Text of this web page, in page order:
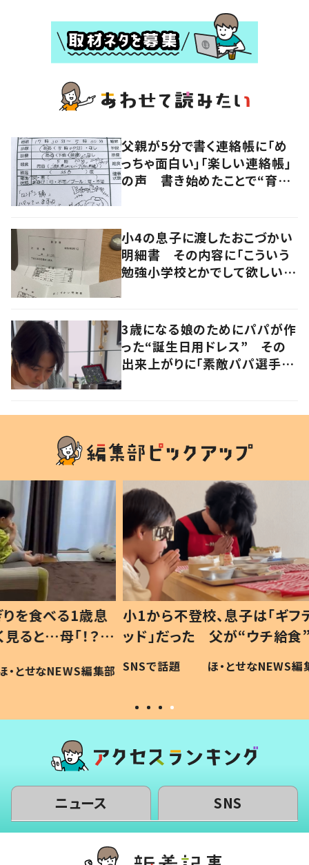
父親が5分で書く連絡帳に「め
っちゃ面白い」「楽しい連絡帳」
の声 書き始めたことで“育児
小4の息子に渡したおこづかい
明細書 その内容に「こういう
勉強小学校とかでして欲しい」
3歳になる娘のためにパパが作
った“誕生日用ドレス” その
出来上がりに「素敵パパ選手権
歳息
？」
編集部
小1から不登校、息子は「ギフテ
ッド」だった 父が“ウチ給食”を
作り続ける理由とは #令和の親
#令和の子
SNSで話題 ほ・とせなNEWS編集部
ひ孫
が、抱
「涙
い」
ニュース SNS